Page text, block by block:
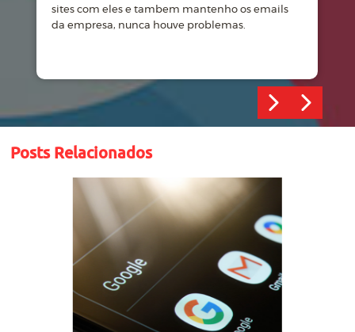
sites com eles e tambem mantenho os emails
da empresa, nunca houve problemas.
Posts Relacionados